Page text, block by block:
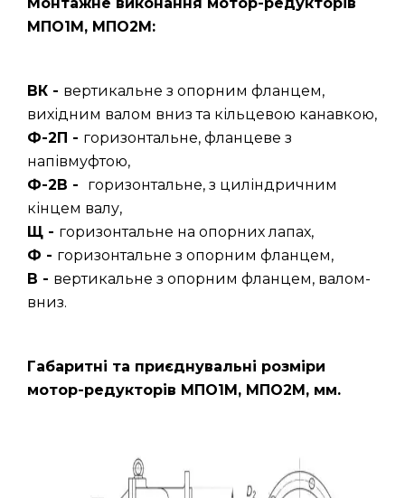
МПО1М, МПО2М:
ВК - вертикальне з опорним фланцем,
вихідним валом вниз та кільцевою канавкою,
Ф-2П - горизонтальне, фланцеве з
напівмуфтою,
Ф-2В - горизонтальне, з циліндричним
кінцем валу,
Щ - горизонтальне на опорних лапах,
Ф - горизонтальне з опорним фланцем,
В - вертикальне з опорним фланцем, валом-
вниз.
Габаритні та приєднувальні розміри
мотор-редукторів МПО1М, МПО2М, мм.